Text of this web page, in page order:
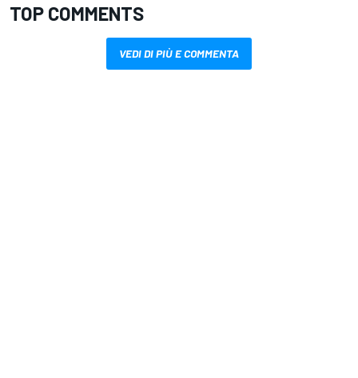
TOP COMMENTS
VEDI DI PIÙ E COMMENTA